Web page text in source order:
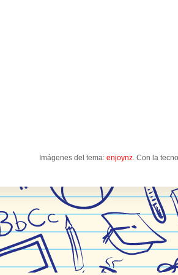
Imágenes del tema: enjoynz. Con la